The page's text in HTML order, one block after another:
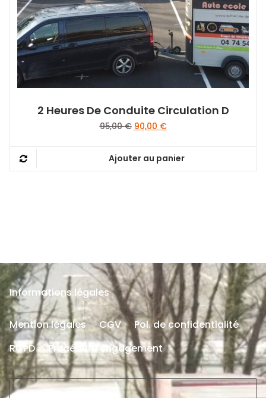
2 Heures De Conduite Circulation D
95,00€ Le
était :
90,00 €Le
est :
Ajouter au panier
Informations légales
Mention légales CGV
Pol. de confidentialité
RGPD
Procédure engagement